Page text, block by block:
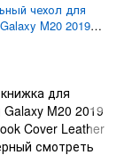
чехол для
M20 2019
Case Красный